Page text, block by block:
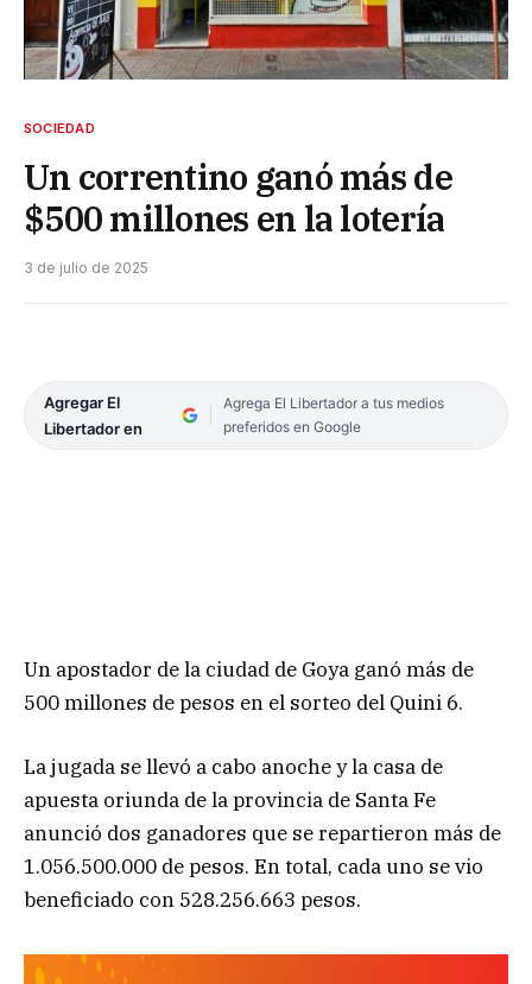
SOCIEDAD
Un correntino ganó más de
$500 millones en la lotería
3 de julio de 2025
Agregar El
Libertador en
Agrega El Libertador a tus medios
preferidos en Google
Un apostador de la ciudad de Goya ganó más de
500 millones de pesos en el sorteo del Quini 6.
La jugada se llevó a cabo anoche y la casa de
apuesta oriunda de la provincia de Santa Fe
anunció dos ganadores que se repartieron más de
1.056.500.000 de pesos. En total, cada uno se vio
beneficiado con 528.256.663 pesos.